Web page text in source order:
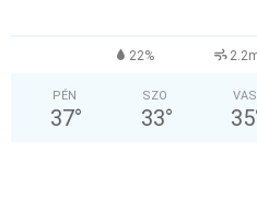
22%
PÉN
37°
SZO
33°
VAS
35